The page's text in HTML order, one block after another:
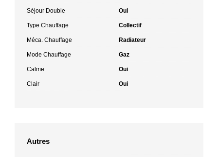
Séjour Double Oui
Type Chauffage Collectif
Méca. Chauffage Radiateur
Mode Chauffage Gaz
Calme Oui
Clair Oui
Autres